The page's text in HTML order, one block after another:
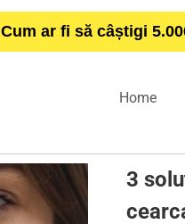
Cum ar fi să câștigi
Home
3